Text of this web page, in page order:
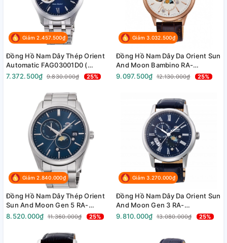
Giảm 2.457.500₫
Đồng Hồ Nam Dây Thép Orient
Automatic FAG03001D0 (
SAG03001D0 ) ( RN-AG0003L ) (
Size 38.5mm
7.372.500₫ 9.830.000₫ 25%
Giảm 3.032.500₫
Đồng Hồ Nam Dây Da Orient Sun
And Moon Bambino RA-
AS0102S10B ( RA-AS0102S30B )
9.097.500₫ 12.130.000₫ 25%
Giảm 2.840.000₫
Đồng Hồ Nam Dây Thép Orient
Sun And Moon Gen 5 RA-
AK0308L10B ( RA-AK0308L30B
AK0303L ) - Size 41.5mm
8.520.000₫ 11.360.000₫ 25%
Giảm 3.270.000₫
Đồng Hồ Nam Dây Da Orient Sun
And Moon Gen 3 RA-
AK0011D10B ( RA-AK0011D30B )
9.810.000₫ 13.080.000₫ 25%